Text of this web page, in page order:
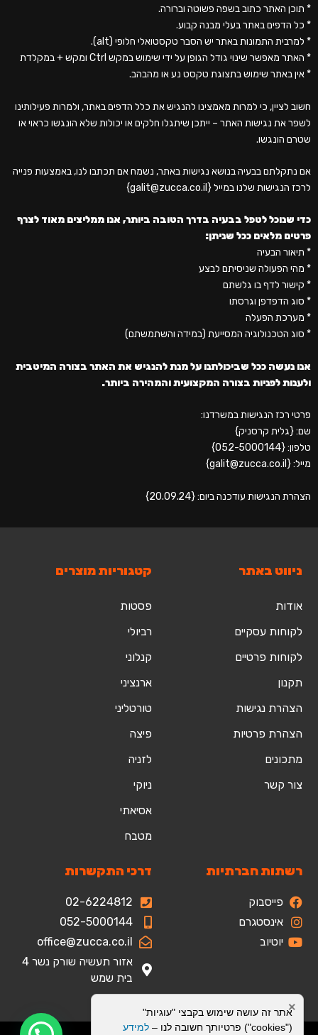
* תוכן האתר כתוב בשפה פשוטה וברורה.
* כל הדפים באתר בעלי מבנה קבוע.
* למרבית התמונות באתר יש הסבר טקסטואלי חלופי (alt).
* האתר מאפשר שינוי גודל הגופן על ידי שימוש במקש Ctrl ומקש + במקלדת
* אין באתר שימוש בתצוגת טקסט נע או מהבהב.
חשוב לציין, כי למרות מאמצינו להנגיש את כלל הדפים באתר, ולמרות פעילותינו
לשפר את נגישות האתר – ייתכן שיתגלו חלקים או יכולות שלא הונגשו כראוי או
שטרם הונגשו.
אם נתקלתם בבעיה בנושא נגישות באתר, נשמח אם תכתבו לנו, באמצעות פנייה
לרכז הנגישות שלנו במייל {galit@zucca.co.il}
כדי שנוכל לטפל בבעיה בדרך הטובה ביותר, אנו ממליצים מאוד לצרף
פרטים מלאים ככל שניתן:
* תיאור הבעיה
* מהי הפעולה שניסיתם לבצע
* קישור לדף בו גלשתם
* סוג הדפדפן וגרסתו
* מערכת הפעלה
* סוג הטכנולוגיה המסייעת (במידה והשתמשתם)
אנו נעשה ככל שביכולתנו על מנת להנגיש את האתר בצורה המיטבית
ולענות לפניות בצורה המקצועית והמהירה ביותר.
פרטי רכז הנגישות במשרדנו:
שם: {גלית קרסניק}
טלפון: {052-5000144}
מייל: {galit@zucca.co.il}
הצהרת הנגישות עודכנה ביום: {20.09.24}
ניווט באתר
אודות
לקוחות עסקיים
לקוחות פרטיים
תקנון
הצהרת נגישות
הצהרת פרטיות
מתכונים
צור קשר
קטגוריות מוצרים
פסטות
רביולי
קנלוני
ארנציני
טורטליני
פיצה
לזניה
ניוקי
אסיאתי
מטבח
רשתות חברתיות
פייסבוק
אינסטגרם
יוטיוב
דרכי התקשרות
02-6224812
052-5000144
office@zucca.co.il
אזור תעשיה שורק נשר 4
בית שמש
אתר זה עושה שימוש בקבצי "עוגיות"
("cookies") פרטיותך חשובה לנו –
למידע
×